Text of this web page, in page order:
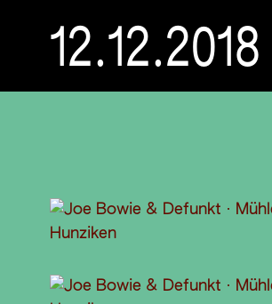
12.12.2018